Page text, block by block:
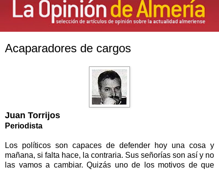
Acaparadores de cargos
Juan Torrijos
Periodista
Los políticos son capaces de defender hoy una cosa y
mañana, si falta hace, la contraria. Sus señorías son así y no
las vamos a cambiar. Quizás uno de los motivos de que